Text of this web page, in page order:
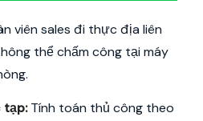
viên sales đi thực địa liên
thể chấm công tại máy
tạp:Tính toán thủ công theo